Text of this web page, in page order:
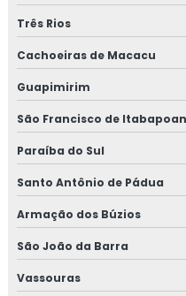
Isolamento industrial
Isolamento lã de rocha
Isolamento lã de rocha
Isolamento lã de rocha
Isolamento para tanques
Isolamento para térmico
condicionado
Isolamento para tubulação
Três Rios
Cachoeiras de Macacu
Guapimirim
São Francisco de
Paraíba do Sul
Santo Antônio de Pádua
Armação dos Búzios
São João da Barra
Vassouras